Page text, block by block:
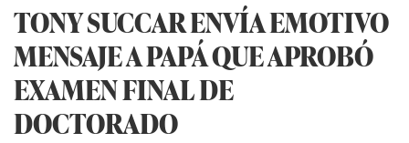
TONY SUCCAR ENVÍA EMOTIVO
MENSAJE A PAPÁ QUE APROBÓ
EXAMEN FINAL DE
DOCTORADO